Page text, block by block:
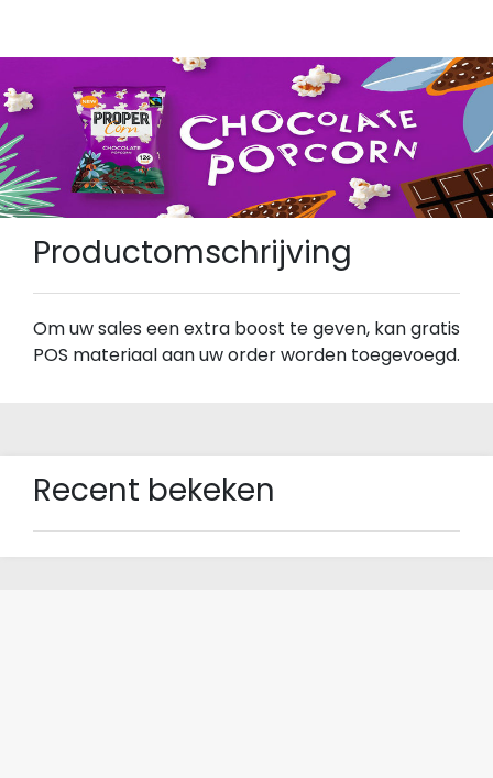
Productomschrijving
Om uw sales een extra boost te geven, kan gratis
POS materiaal aan uw order worden toegevoegd.
Recent bekeken